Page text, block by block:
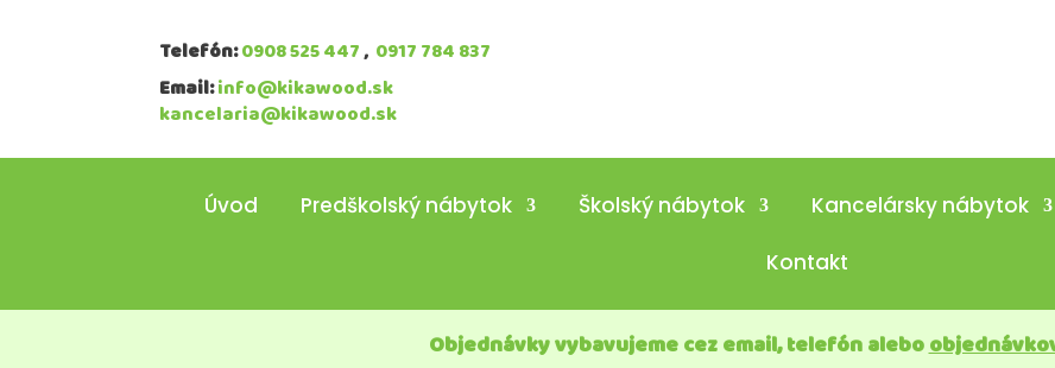
Telefón:0908 525 447, 0917 784 837
Email:info@kikawood.sk
kancelaria@kikawood.sk
Úvod Predškolský nábytok Školský nábytok Kancelársky nábytok
Kontakt
Objednávky vybavujeme cez email, telefón alebo